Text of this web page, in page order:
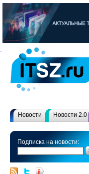
Новости Новости 2.0
Подписка на новости: